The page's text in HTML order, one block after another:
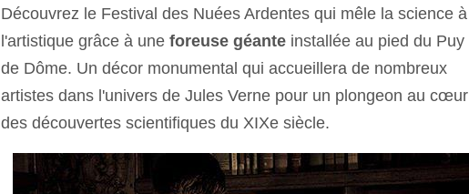
Découvrez le Festival des Nuées Ardentes qui mêle la science à
l'artistique grâce à uneforeuse géanteinstallée au pied du Puy
de Dôme. Un décor monumental qui accueillera de nombreux
artistes dans l'univers de Jules Verne pour un plongeon au cœur
des découvertes scientifiques du XIXe siècle.